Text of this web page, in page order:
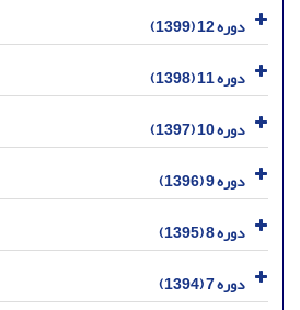
دوره 12 (1399)
دوره 11 (1398)
دوره 10 (1397)
دوره 9 (1396)
دوره 8 (1395)
دوره 7 (1394)